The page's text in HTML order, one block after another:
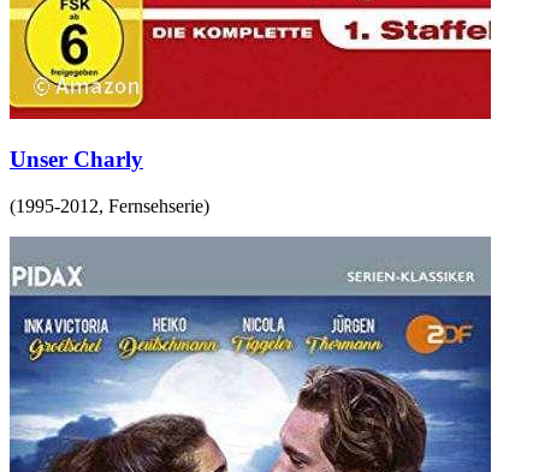
Unser Charly
(1995-2012, Fernsehserie)